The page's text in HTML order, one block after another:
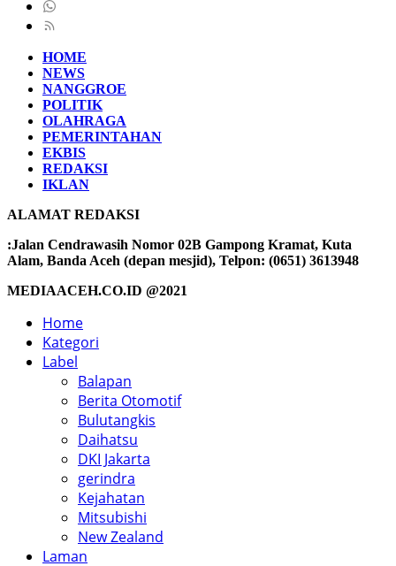
HOME
NEWS
NANGGROE
POLITIK
OLAHRAGA
PEMERINTAHAN
EKBIS
REDAKSI
IKLAN
ALAMAT REDAKSI
:Jalan Cendrawasih Nomor 02B Gampong Kramat, Kuta
Alam, Banda Aceh (depan mesjid), Telpon: (0651) 3613948
MEDIAACEH.CO.ID @2021
Home
Kategori
Label
Balapan
Berita Otomotif
Bulutangkis
Daihatsu
DKI Jakarta
gerindra
Kejahatan
Mitsubishi
New Zealand
Laman